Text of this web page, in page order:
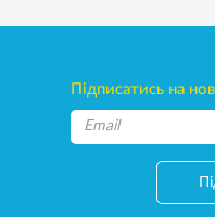
Підписатись на